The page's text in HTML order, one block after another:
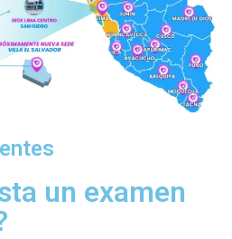
un examen